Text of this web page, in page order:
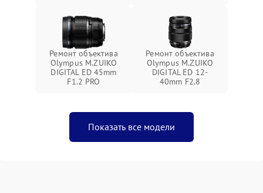
Ремонт объектива
Olympus M.ZUIKO
DIGITAL ED 45mm
F1.2 PRO
Ремонт объектива
Olympus M.ZUIKO
DIGITAL ED 12-
40mm F2.8
Показать все модели